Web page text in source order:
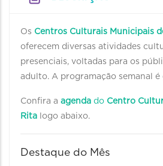
Os Centros Culturais Municipais
oferecem diversas atividades
presenciais, voltadas para os
adulto. A programação semanal
Confira a agenda do Centro
Rita logo abaixo.
Destaque do Mês